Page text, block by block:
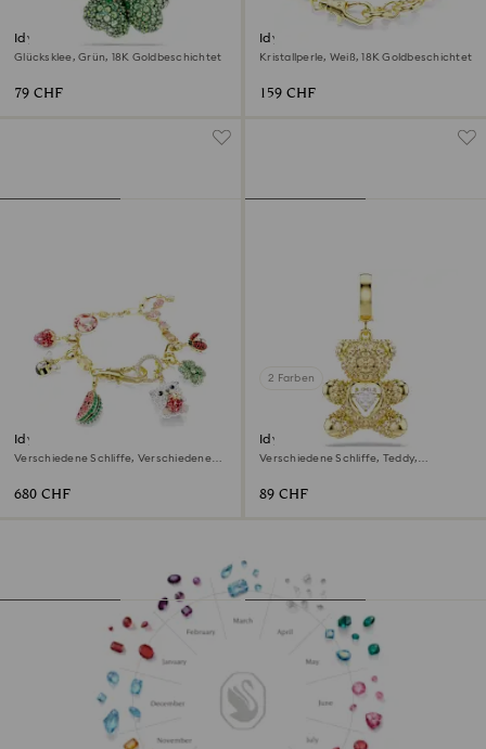
Idyllia Charm
Glücksklee, Grün, 18K Goldbeschichtet
79 CHF
Idyllia Armband
Kristallperle, Weiß, 18K Goldbeschichtet
159 CHF
Idyllia Armband
Verschiedene Schliffe, Verschiedene
680 CHF
2 Farben
Idyllia Charm
Verschiedene Schliffe, Teddy,
89 CHF